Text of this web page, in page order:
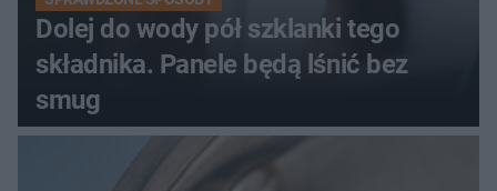
Dolej do wody pół szklanki tego
składnika. Panele będą lśnić bez
smug